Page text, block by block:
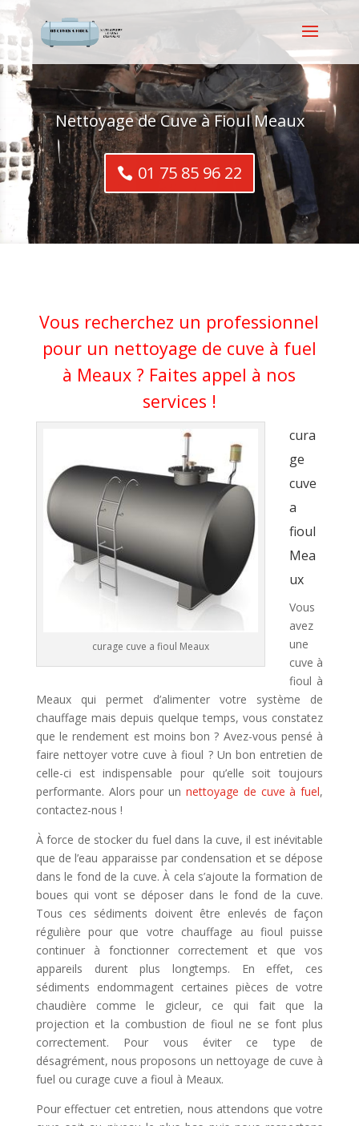
Nettoyage de Cuve à Fioul Meaux
01 75 85 96 22
Vous recherchez un professionnel
pour un nettoyage de cuve à fuel
à Meaux ? Faites appel à nos
services !
curage cuve a fioul Meaux
cura
ge
cuve
a
fioul
Mea
ux
Vous
avez
une
cuve à
fioul à
Meaux qui permet d’alimenter votre système de
chauffage mais depuis quelque temps, vous constatez
que le rendement est moins bon ? Avez-vous pensé à
faire nettoyer votre cuve à fioul ? Un bon entretien de
celle-ci est indispensable pour qu’elle soit toujours
performante. Alors pour un nettoyage de cuve à fuel,
contactez-nous !
À force de stocker du fuel dans la cuve, il est inévitable
que de l’eau apparaisse par condensation et se dépose
dans le fond de la cuve. À cela s’ajoute la formation de
boues qui vont se déposer dans le fond de la cuve.
Tous ces sédiments doivent être enlevés de façon
régulière pour que votre chauffage au fioul puisse
continuer à fonctionner correctement et que vos
appareils durent plus longtemps. En effet, ces
sédiments endommagent certaines pièces de votre
chaudière comme le gicleur, ce qui fait que la
projection et la combustion de fioul ne se font plus
correctement. Pour vous éviter ce type de
désagrément, nous proposons un nettoyage de cuve à
fuel ou curage cuve a fioul à Meaux.
Pour effectuer cet entretien, nous attendons que votre